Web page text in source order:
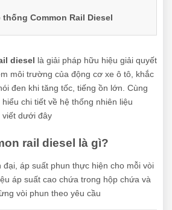
Common Rail Diesel
diesel là giải pháp hữu hiệu giải quyết
môi trường của động cơ xe ô tô, khắc
đen khi tăng tốc, tiếng ồn lớn. Cùng
chi tiết về hệ thống nhiên liệu
viết dưới đây
rail diesel là gì?
áp suất phun thực hiện cho mỗi vòi
áp suất cao chứa trong hộp chứa và
vòi phun theo yêu cầu